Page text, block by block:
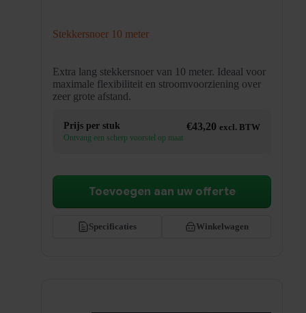
Stekkersnoer 10 meter
Extra lang stekkersnoer van 10 meter. Ideaal voor
maximale flexibiliteit en stroomvoorziening over
zeer grote afstand.
Prijs per stuk €43,20 excl. BTW
Ontvang een scherp voorstel op maat
Specificaties Winkelwagen
Toevoegen aan uw offerte